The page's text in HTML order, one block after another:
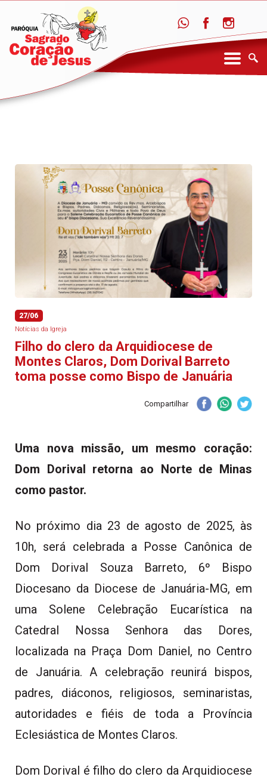
27/06
Notícias da Igreja
Filho do clero da Arquidiocese de
Montes Claros, Dom Dorival Barreto
toma posse como Bispo de Januária
Compartilhar
Uma nova missão, um mesmo coração:
Dom Dorival retorna ao Norte de Minas
como pastor.
No próximo dia 23 de agosto de 2025, às
10h, será celebrada a Posse Canônica de
Dom Dorival Souza Barreto, 6º Bispo
Diocesano da Diocese de Januária-MG, em
uma Solene Celebração Eucarística na
Catedral Nossa Senhora das Dores,
localizada na Praça Dom Daniel, no Centro
de Januária. A celebração reunirá bispos,
padres, diáconos, religiosos, seminaristas,
autoridades e fiéis de toda a Província
Eclesiástica de Montes Claros.
Dom Dorival é filho do clero da Arquidiocese